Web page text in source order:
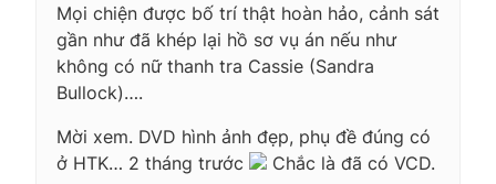
Mọi chiện được bố trí thật hoàn hảo, cảnh sát
gần như đã khép lại hồ sơ vụ án nếu như
không có nữ thanh tra Cassie (Sandra
Bullock)….
Mời xem. DVD hình ảnh đẹp, phụ đề đúng có
ở HTK… 2 tháng trước
Chắc là đã có VCD.